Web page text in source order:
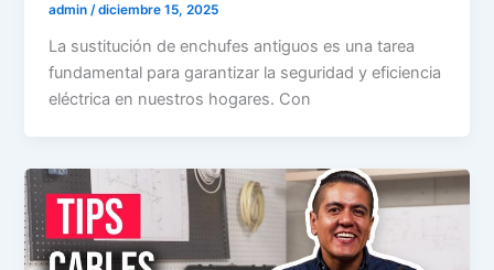
admin/diciembre 15, 2025
La sustitución de enchufes antiguos es una tarea
fundamental para garantizar la seguridad y eficiencia
eléctrica en nuestros hogares. Con